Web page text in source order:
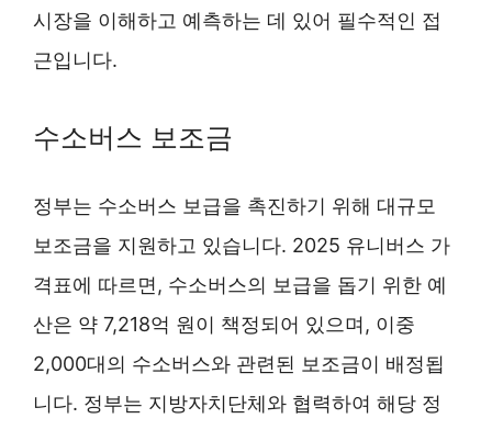
시장을 이해하고 예측하는 데 있어 필수적인 접
근입니다.
수소버스 보조금
정부는 수소버스 보급을 촉진하기 위해 대규모
보조금을 지원하고 있습니다. 2025 유니버스 가
격표에 따르면, 수소버스의 보급을 돕기 위한 예
산은 약 7,218억 원이 책정되어 있으며, 이중
2,000대의 수소버스와 관련된 보조금이 배정됩
니다. 정부는 지방자치단체와 협력하여 해당 정